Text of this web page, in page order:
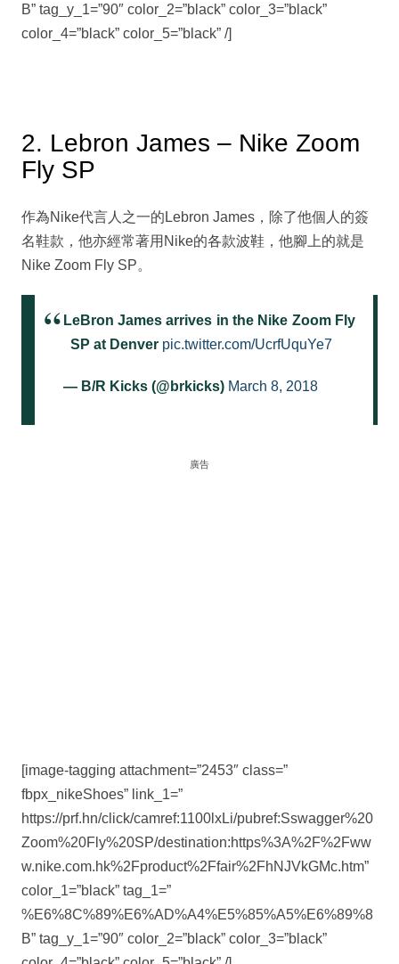
B” tag_y_1=”90″ color_2=”black” color_3=”black”
color_4=”black” color_5=”black” /]
2. Lebron James – Nike Zoom
Fly SP
作為Nike代言人之一的Lebron James，除了他個人的簽
名鞋款，他亦經常著用Nike的各款波鞋，他腳上的就是
Nike Zoom Fly SP。
LeBron James arrives in the Nike Zoom Fly
SP at Denver pic.twitter.com/UcrfUquYe7
— B/R Kicks (@brkicks) March 8, 2018
廣告
[image-tagging attachment=”2453″ class=”
fbpx_nikeShoes” link_1=”
https://prf.hn/click/camref:1100lxLi/pubref:Sswagger%20
Zoom%20Fly%20SP/destination:https%3A%2F%2Fww
w.nike.com.hk%2Fproduct%2Ffair%2FhNJVkGMc.htm”
color_1=”black” tag_1=”
%E6%8C%89%E6%AD%A4%E5%85%A5%E6%89%8
B” tag_y_1=”90″ color_2=”black” color_3=”black”